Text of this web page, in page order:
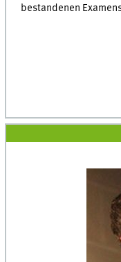
bestandenen